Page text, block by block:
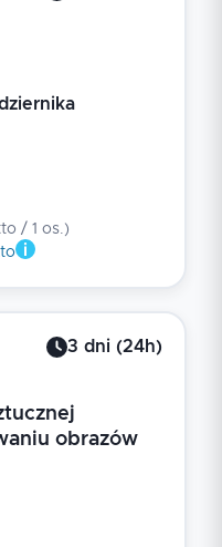
/ 1 os.)
3 dni (24h)
obrazów